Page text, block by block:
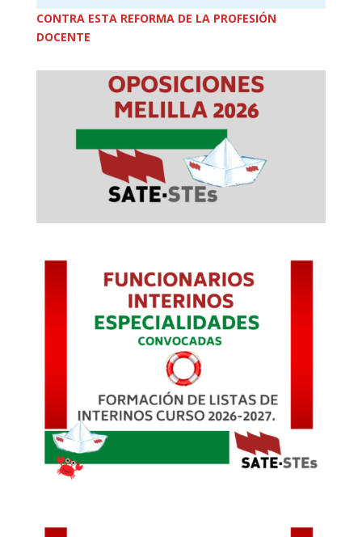
CONTRA ESTA REFORMA DE LA PROFESIÓN
DOCENTE